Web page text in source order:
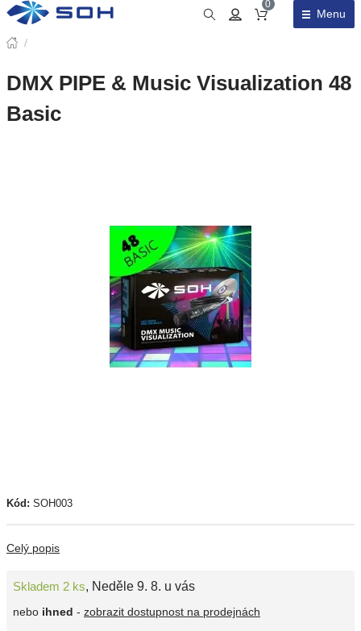
Obsah košíku
0
Menu
/
DMX PIPE & Music Visualization 48
Basic
Kód: SOH003
Celý popis
Skladem 2 ks, Neděle 9. 8. u vás
nebo ihned - zobrazit dostupnost na prodejnách